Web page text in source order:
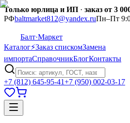
Только юрлица и ИП · заказ от 3
РФbaltmarket812@yandex.ruПн–Пт
Балт·Маркет
Каталог⚡Заказ спискомЗамена
импортаСправочникБлогКонтакты
+7 (812) 645-95-41+7 (950) 002-03-17